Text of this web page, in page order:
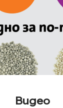
Видео